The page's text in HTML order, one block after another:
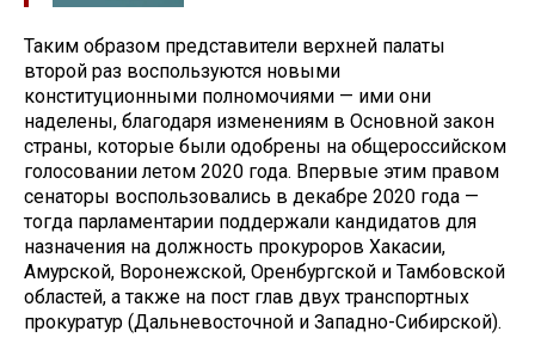
Таким образом представители верхней палаты
второй раз воспользуются новыми
конституционными полномочиями — ими они
наделены, благодаря изменениям в Основной закон
страны, которые были одобрены на общероссийском
голосовании летом 2020 года. Впервые этим правом
сенаторы воспользовались в декабре 2020 года —
тогда парламентарии поддержали кандидатов для
назначения на должность прокуроров Хакасии,
Амурской, Воронежской, Оренбургской и Тамбовской
областей, а также на пост глав двух транспортных
прокуратур (Дальневосточной и Западно-Сибирской).